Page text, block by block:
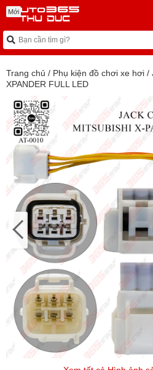
Trang chủ / Phụ kiện đồ chơi xe hơi /
XPANDER FULL LED
Mới